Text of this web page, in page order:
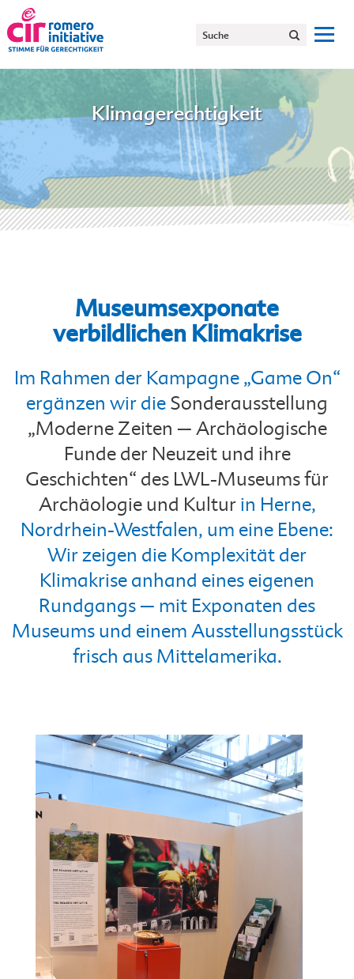
Klimagerechtigkeit
Museumsexponate
verbildlichen Klimakrise
Im Rahmen der Kampagne „Game On“
ergänzen wir die Sonderausstellung
„Moderne Zeiten – Archäologische
Funde der Neuzeit und ihre
Geschichten“ des LWL-Museums für
Archäologie und Kulturin Herne,
Nordrhein-Westfalen, um eine Ebene:
Wir zeigen die Komplexität der
Klimakrise anhand eines eigenen
Rundgangs – mit Exponaten des
Museums und einem Ausstellungsstück
frisch aus Mittelamerika.